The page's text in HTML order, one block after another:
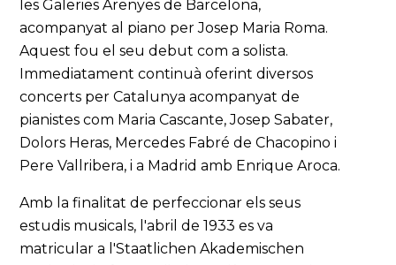
les Galeries Arenyes de Barcelona,
acompanyat al piano per Josep Maria Roma.
Aquest fou el seu debut com a solista.
Immediatament continuà oferint diversos
concerts per Catalunya acompanyat de
pianistes com Maria Cascante, Josep Sabater,
Dolors Heras, Mercedes Fabré de Chacopino i
Pere Vallribera, i a Madrid amb Enrique Aroca.
Amb la finalitat de perfeccionar els seus
estudis musicals, l'abril de 1933 es va
matricular a l'Staatlichen Akademischen